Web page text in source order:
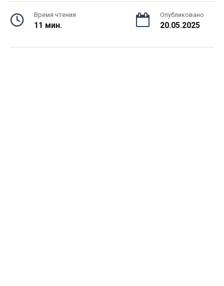
Время чтения
11 мин.
Опубликовано
20.05.2025